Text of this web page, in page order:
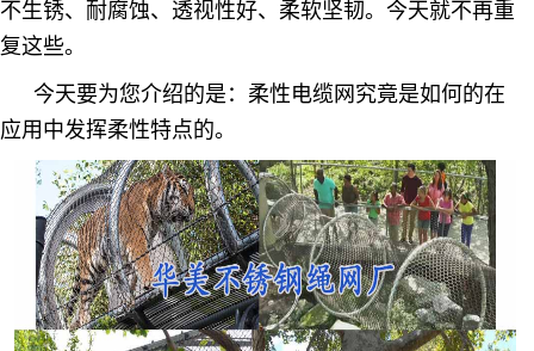
不生锈、耐腐蚀、透视性好、柔软坚韧。今天就不再重
复这些。
今天要为您介绍的是：柔性电缆网究竟是如何的在
应用中发挥柔性特点的。